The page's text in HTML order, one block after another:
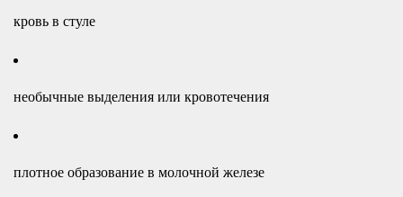
кровь в стуле
необычные выделения или кровотечения
плотное образование в молочной железе